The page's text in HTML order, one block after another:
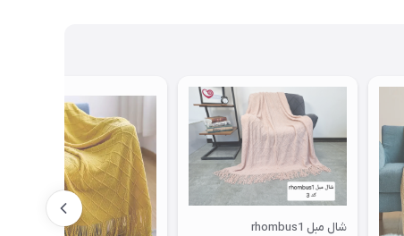
شال مبل rhombus1